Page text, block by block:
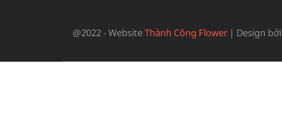
@2022 - WebsiteThành Công Flower | Design bởi